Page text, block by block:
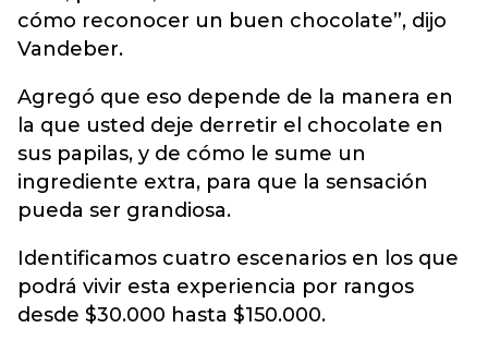
cómo reconocer un buen chocolate”, dijo
Vandeber.
Agregó que eso depende de la manera en
la que usted deje derretir el chocolate en
sus papilas, y de cómo le sume un
ingrediente extra, para que la sensación
pueda ser grandiosa.
Identificamos cuatro escenarios en los que
podrá vivir esta experiencia por rangos
desde $30.000 hasta $150.000.